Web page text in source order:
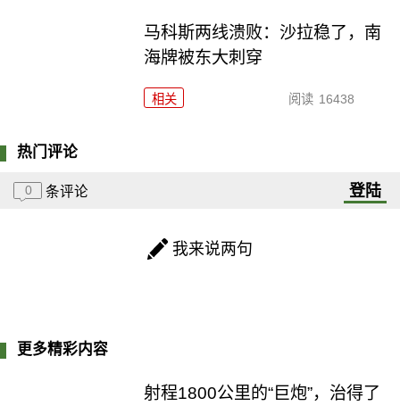
马科斯两线溃败：沙拉稳了，南
海牌被东大刺穿
相关 阅读 16438
热门评论
0 条评论 登陆
我来说两句
更多精彩内容
射程1800公里的“巨炮”，治得了